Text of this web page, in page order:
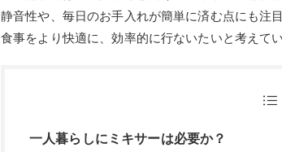
静音性や、毎日のお手入れが簡単に済む点にも注
食事をより快適に、効率的に行ないたいと考えて
一人暮らしにミキサーは必要か？